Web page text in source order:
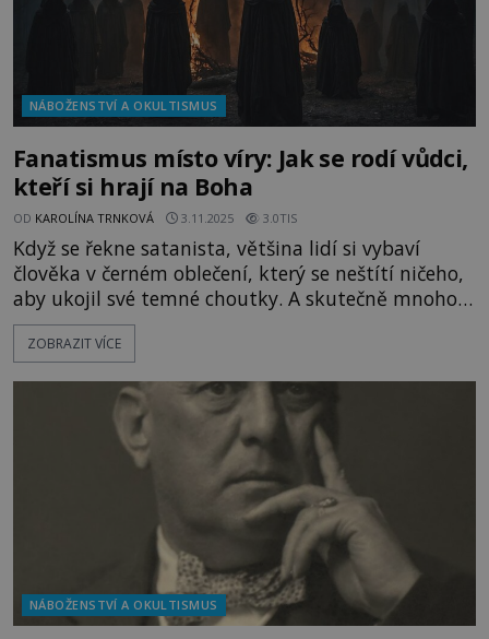
NÁBOŽENSTVÍ A OKULTISMUS
Fanatismus místo víry: Jak se rodí vůdci,
kteří si hrají na Boha
OD KAROLÍNA TRNKOVÁ 3.11.2025 3.0TIS
Když se řekne satanista, většina lidí si vybaví
člověka v černém oblečení, který se neštítí ničeho,
aby ukojil své temné choutky. A skutečně mnoho
příznivců Satana páchalo vraždy, zneužívalo děti či
týralo zvířata. Někteří se také pomocí černé magie
takové chování jim našeptal sám ďábel! Opravdu
se vyznavači satanismu dostali do kontaktu s n
ZOBRAZIT VÍCE
NÁBOŽENSTVÍ A OKULTISMUS